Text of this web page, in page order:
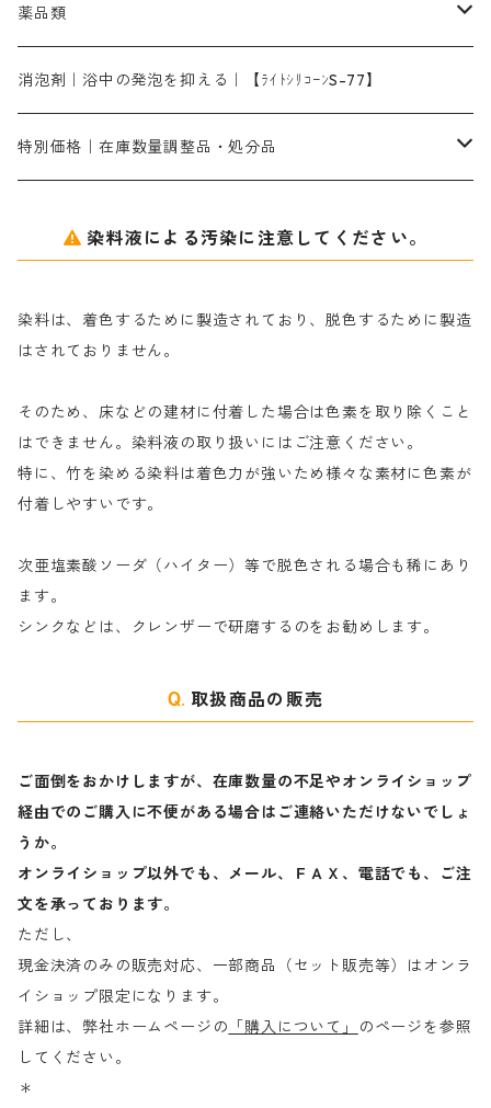
片羽刷毛
ライトフィックスAコンク｜綿・麻もしくは直接染料で染めた素材
シルクフィックス３A｜絹の染料定着向上剤
アルカリ剤｜反応染料用
ソーダ灰
染料溶解剤
セレナゾールPDN｜各種染料の染料溶解剤
たんぱく質系
化学糊（PVA）
防腐剤｜アルカリ性
全体脱色｜ハイドロサルファイトコンク
部分脱色｜デグロリンSコンク
脱色助剤｜浸透・複色抑制剤
メイプロガムNP｜にじみ防止剤
アミラヂンD｜浸透・複色抑制剤
染料溶解剤｜染料の均一な浸透・吸着を補助する
捺染糊
メイプロガムNP（綿・麻・絹用｜直接・酸性・含金染料用）
白場汚染防止剤｜ソーピング剤｜水洗する際の再汚染防止剤
薬品類
ア行
カ行
ナ行
ハ行
マ行
消泡剤｜浴中の発泡を抑える｜【ﾗｲﾄｼﾘｺｰﾝS-77】
特別価格｜在庫数量調整品・処分品
粉末顔料
綿・麻を染める染料
絹・羊毛を染める染料
染料液による汚染に注意してください。
染料は、着色するために製造されており、脱色するために製造
はされておりません。
そのため、床などの建材に付着した場合は色素を取り除くこと
はできません。染料液の取り扱いにはご注意ください。
特に、竹を染める染料は着色力が強いため様々な素材に色素が
付着しやすいです。
次亜塩素酸ソーダ（ハイター）等で脱色される場合も稀にあり
ます。
シンクなどは、クレンザーで研磨するのをお勧めします。
取扱商品の販売
ご面倒をおかけしますが、在庫数量の不足やオンライショップ
経由でのご購入に不便がある場合はご連絡いただけないでしょ
うか。
オンライショップ以外でも、メール、ＦＡＸ、電話でも、ご注
文を承っております。
ただし、
現金決済のみの販売対応、一部商品（セット販売等）はオンラ
イショップ限定になります。
詳細は、弊社ホームページの 「購入について」
のページを参照
してください。
＊